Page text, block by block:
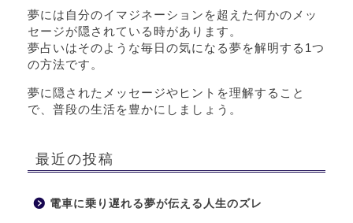
夢には自分のイマジネーションを超えた何かのメッ
セージが隠されている時があります。
夢占いはそのような毎日の気になる夢を解明する1つ
の方法です。
夢に隠されたメッセージやヒントを理解すること
で、普段の生活を豊かにしましょう。
最近の投稿
電車に乗り遅れる夢が伝える人生のズレ